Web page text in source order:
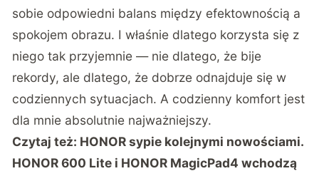
sobie odpowiedni balans między efektownością a
spokojem obrazu. I właśnie dlatego korzysta się z
niego tak przyjemnie — nie dlatego, że bije
rekordy, ale dlatego, że dobrze odnajduje się w
codziennych sytuacjach. A codzienny komfort jest
dla mnie absolutnie najważniejszy.
Czytaj też: HONOR sypie kolejnymi nowościami.
HONOR 600 Lite i HONOR MagicPad4 wchodzą